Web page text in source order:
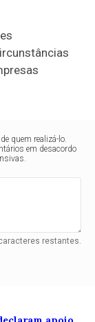
quem realizá-lo.
em desacordo
restantes.